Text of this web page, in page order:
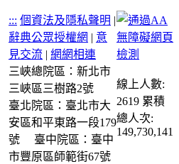
::: 個資法及隱私聲明 |
辭典公眾授權網 | 意
見交流 | 網網相連
三峽總院區：新北市
三峽區三樹路2號
臺北院區：臺北市大
安區和平東路一段179
號
臺中院區：臺中
市豐原區師範街67號
線上人數:
2619 累積
總人次:
149,730,141